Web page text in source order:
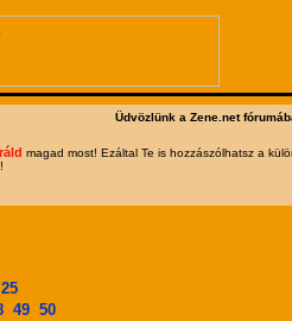
Üdvözlünk a Zene.net
magad most! Ezáltal Te is hozzászólhatsz a
25
49 50